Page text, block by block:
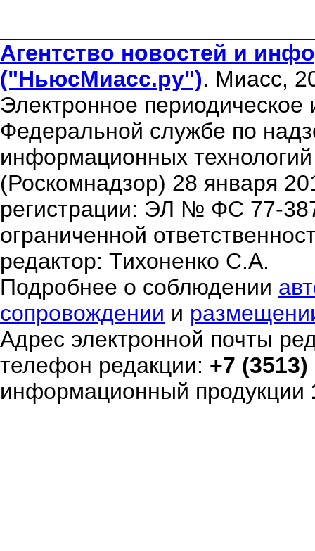
Агентство новостей и
("НьюсМиасс.ру"). Миасс,
Электронное периодическое
Федеральной службе по
информационных
(Роскомнадзор) 28 января
регистрации: ЭЛ № ФС 77-
ограниченной
редактор: Тихоненко С.А.
Подробнее о соблюдении
сопровождении и
Адрес электронной почты
телефон редакции: +7
информационный продукции